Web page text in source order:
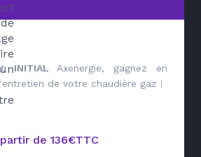
INITIAL Axenergie, gagnez en
de votre chaudière gaz !
de 136€TTC